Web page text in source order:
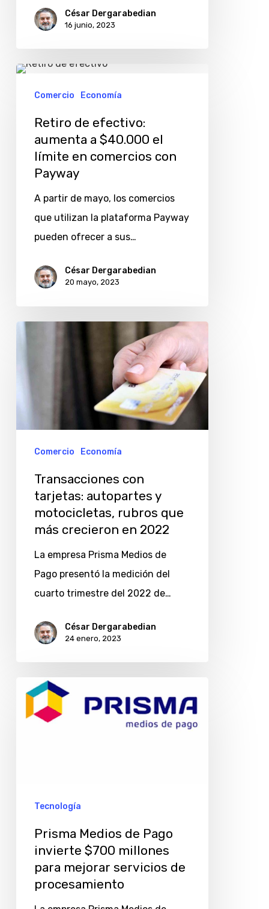
César Dergarabedian
16 junio, 2023
Retiro
aumenta
$40.000
Payway
Comercio Economía
Retiro de efectivo:
aumenta a $40.000 el
límite en comercios con
Payway
A partir de mayo, los comercios
que utilizan la plataforma Payway
pueden ofrecer a sus…
César Dergarabedian
20 mayo, 2023
Transacciones
tarjetas:
rubros
crecieron
Comercio Economía
Transacciones con
tarjetas: autopartes y
motocicletas, rubros que
más crecieron en 2022
La empresa Prisma Medios de
Pago presentó la medición del
cuarto trimestre del 2022 de…
César Dergarabedian
24 enero, 2023
Prisma
Medios
millones
mejorar
Tecnología
Prisma Medios de Pago
invierte $700 millones
para mejorar servicios de
procesamiento